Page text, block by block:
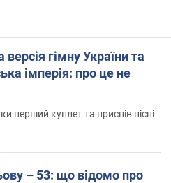
гімну України та
імперія: про це не
перший куплет та приспів пісні
– 53: що відомо про